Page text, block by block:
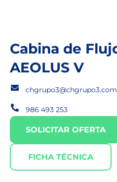
Cabina de
AEOLUS V
chgrupo3@chgrupo3.com
986 493 253
SOLICITAR OFERTA
FICHA TÉCNICA